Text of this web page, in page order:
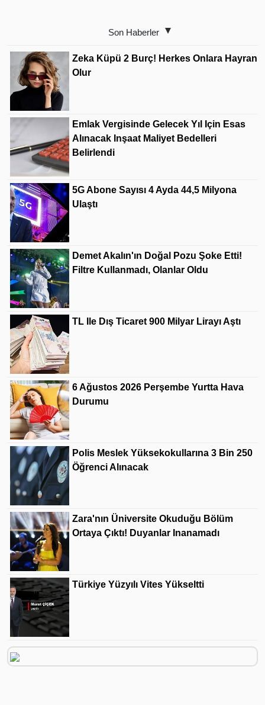
Son Haberler
Zeka Küpü 2 Burç! Herkes Onlara Hayran
Olur
Emlak Vergisinde Gelecek Yıl Için Esas
Alınacak Inşaat Maliyet Bedelleri
Belirlendi
5G Abone Sayısı 4 Ayda 44,5 Milyona
Ulaştı
Demet Akalın'ın Doğal Pozu Şoke Etti!
Filtre Kullanmadı, Olanlar Oldu
TL Ile Dış Ticaret 900 Milyar Lirayı Aştı
6 Ağustos 2026 Perşembe Yurtta Hava
Durumu
Polis Meslek Yüksekokullarına 3 Bin 250
Öğrenci Alınacak
Zara'nın Üniversite Okuduğu Bölüm
Ortaya Çıktı! Duyanlar Inanamadı
Türkiye Yüzyılı Vites Yükseltti